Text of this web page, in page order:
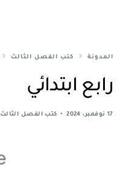
المدونة كتب الفصل الثالث
رابع ابتدائي
17 نوفمبر، 2024 كتب الفصل الثالث